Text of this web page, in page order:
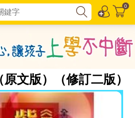
0
文版）（修訂二版）